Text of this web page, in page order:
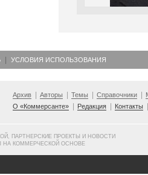
УСЛОВИЯ ИСПОЛЬЗОВАНИЯ
Архив Авторы Темы Справочники
О «Коммерсанте»
Редакция Контакты
ПАРТНЕРСКИЕ ПРОЕКТЫ И НОВОСТИ
НА КОММЕРЧЕСКОЙ ОСНОВЕ